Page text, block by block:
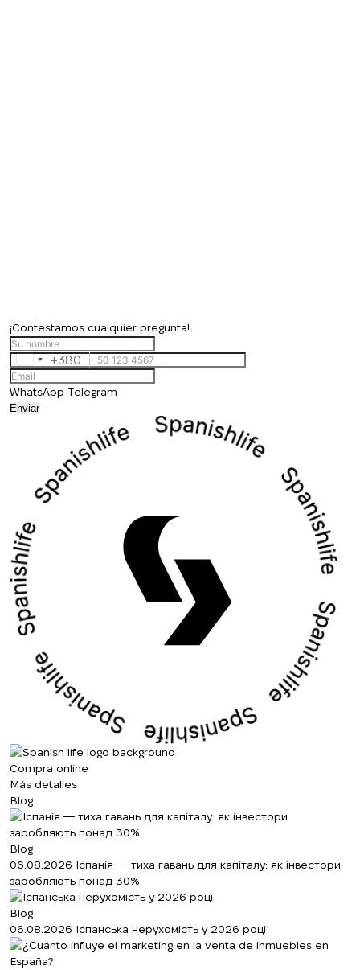
¡Contestamos cualquier pregunta!
Ukraine
+380
+380
WhatsApp Telegram
Enviar
Compra online
Más detalles
Blog
Blog
06.08.2026 Іспанія — тиха гавань для капіталу: як інвестори
заробляють понад 30%
Blog
06.08.2026 Іспанська нерухомість у 2026 році